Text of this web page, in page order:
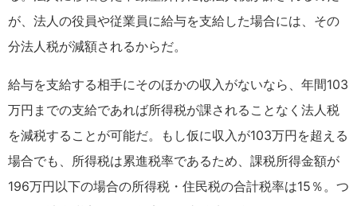
が、法人の役員や従業員に給与を支給した場合には、その
分法人税が減額されるからだ。
給与を支給する相手にそのほかの収入がないなら、年間103
万円までの支給であれば所得税が課されることなく法人税
を減税することが可能だ。もし仮に収入が103万円を超える
場合でも、所得税は累進税率であるため、課税所得金額が
196万円以下の場合の所得税・住民税の合計税率は15％。つ